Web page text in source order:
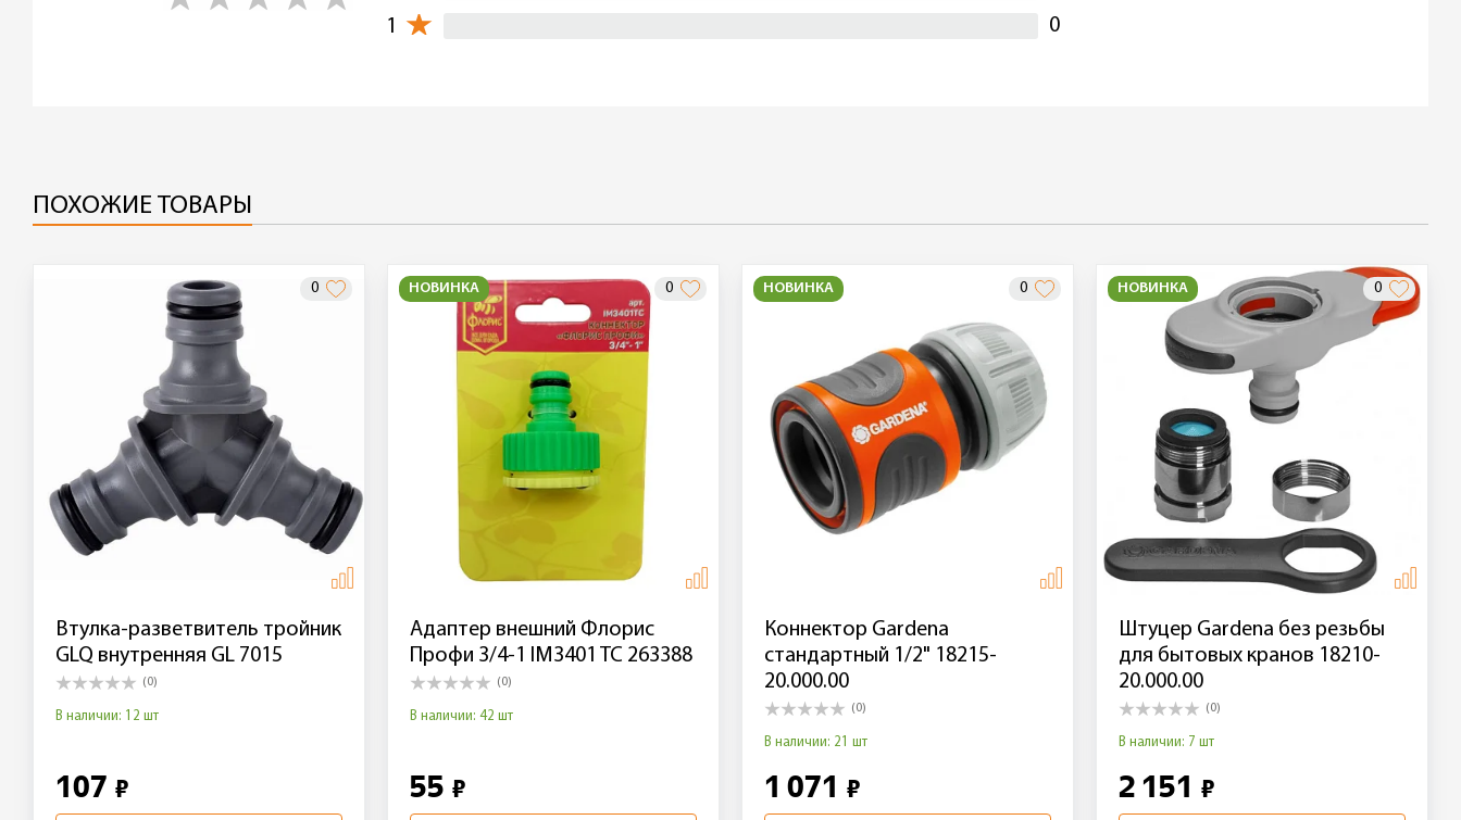
1
0
ПОХОЖИЕ ТОВАРЫ
0
Втулка-разветвитель тройник
GLQ внутренняя GL 7015
(0)
В наличии: 12 шт
107 ₽
НОВИНКА 0
Адаптер внешний Флорис
Профи 3/4-1 IM3401 TC 263388
(0)
В наличии: 42 шт
55 ₽
НОВИНКА 0
Коннектор Gardena
стандартный 1/2" 18215-
20.000.00
(0)
В наличии: 21 шт
1 071 ₽
НОВИНКА 0
Штуцер Gardena без резьбы
для бытовых кранов 18210-
20.000.00
(0)
В наличии: 7 шт
2 151 ₽